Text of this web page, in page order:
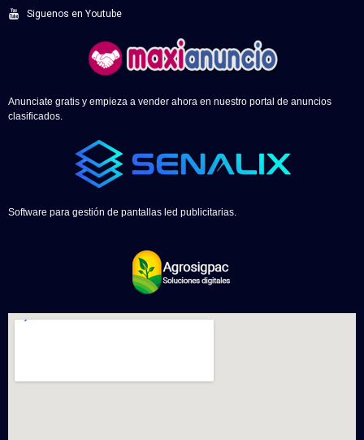
Siguenos en Youtube
Anunciate gratis y empieza a vender ahora en nuestro portal de anuncios
clasificados.
Software para gestión de pantallas led publicitarias.